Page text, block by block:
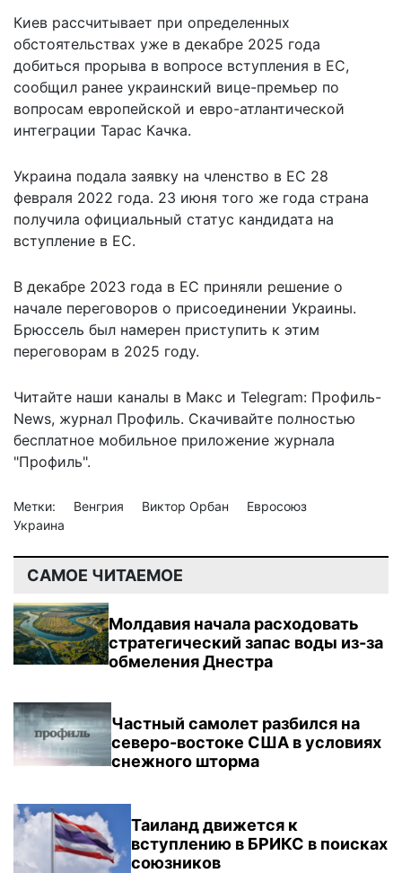
Киев рассчитывает при определенных
обстоятельствах уже в декабре 2025 года
добиться прорыва в вопросе вступления в ЕС,
сообщил ранее украинский вице-премьер по
вопросам европейской и евро-атлантической
интеграции Тарас Качка.
Украина подала заявку на членство в ЕС 28
февраля 2022 года. 23 июня того же года страна
получила официальный статус кандидата на
вступление в ЕС.
В декабре 2023 года в ЕС приняли решение о
начале переговоров о присоединении Украины.
Брюссель был намерен приступить к этим
переговорам в 2025 году.
Читайте наши каналы в Макс и Telegram: Профиль-
News, журнал Профиль. Скачивайте полностью
бесплатное мобильное приложение журнала
"Профиль".
Метки: Венгрия Виктор Орбан
Евросоюз
Украина
САМОЕ ЧИТАЕМОЕ
Молдавия начала расходовать
стратегический запас воды из-за
обмеления Днестра
Частный самолет разбился на
северо-востоке США в условиях
снежного шторма
Таиланд движется к
вступлению в БРИКС в поисках
союзников